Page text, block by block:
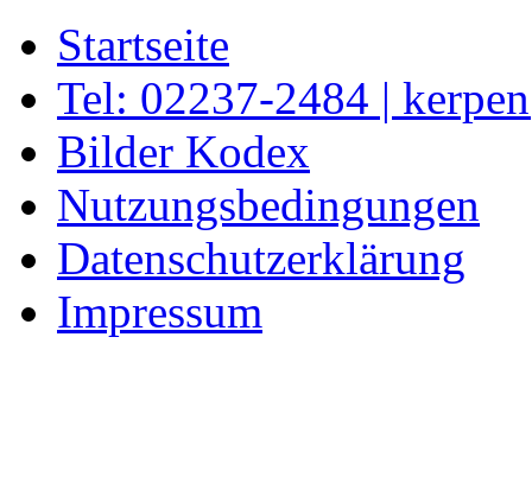
Startseite
Tel: 02237-2484 |
Bilder Kodex
Nutzungsbedingungen
Datenschutzerklärung
Impressum